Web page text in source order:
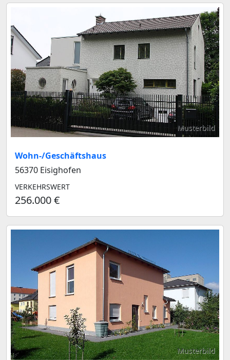
Musterbild
Wohn-/Geschäftshaus
56370 Eisighofen
VERKEHRSWERT
256.000 €
Musterbild